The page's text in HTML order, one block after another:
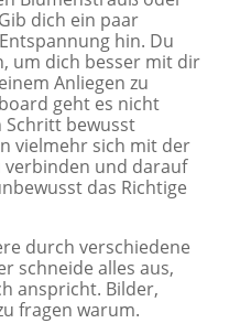
dich ein paar
hin. Du
um dich besser mit dir
Anliegen zu
geht es nicht
Schritt bewusst
vielmehr sich mit der
verbinden und darauf
das Richtige
durch verschiedene
schneide alles aus,
anspricht. Bilder,
fragen warum.